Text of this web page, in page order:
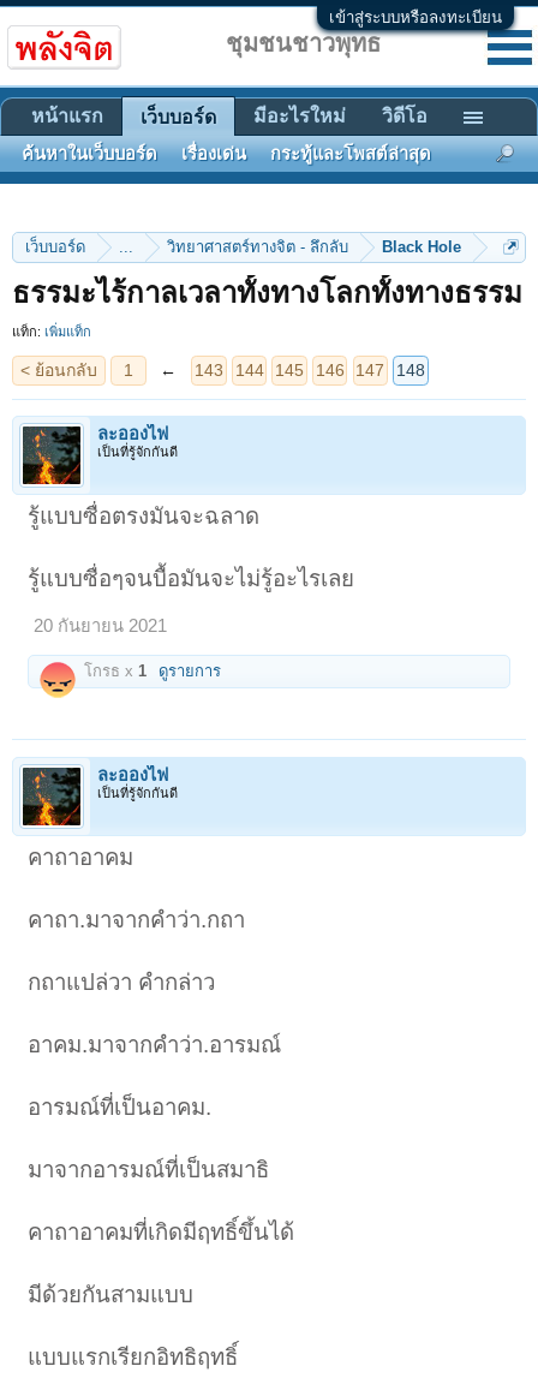
เข้าสู่ระบบหรือลงทะเบียน
เว็บบอร์ด ... วิทยาศาสตร์ทางจิต - ลึกลับ Black Hole
ธรรมะไร้กาลเวลาทั้งทางโลกทั้งทางธรรม
แท็ก: เพิ่มแท็ก
< ย้อนกลับ 1 ← 143 144 145 146 147 148
ละอองไฟ
เป็นที่รู้จักกันดี
รู้แบบซื่อตรงมันจะฉลาด
รู้แบบซื่อๆจนบื้อมันจะไม่รู้อะไรเลย
20 กันยายน 2021
โกรธ x1 ดูรายการ
ละอองไฟ
เป็นที่รู้จักกันดี
คาถาอาคม
คาถา.มาจากคำว่า.กถา
กถาแปล่วา คำกล่าว
อาคม.มาจากคำว่า.อารมณ์
อารมณ์ที่เป็นอาคม.
มาจากอารมณ์ที่เป็นสมาธิ
คาถาอาคมที่เกิดมีฤทธิ์ขึ้นได้
มีด้วยกันสามแบบ
แบบแรกเรียกอิทธิฤทธิ์
ชุมชนชาวพุทธ
หน้าแรก เว็บบอร์ด
ค้นหาในเว็บบอร์ด เรื่องเด่น กระทู้และโพสต์ล่าสุด
มีอะไรใหม่ วิดีโอ